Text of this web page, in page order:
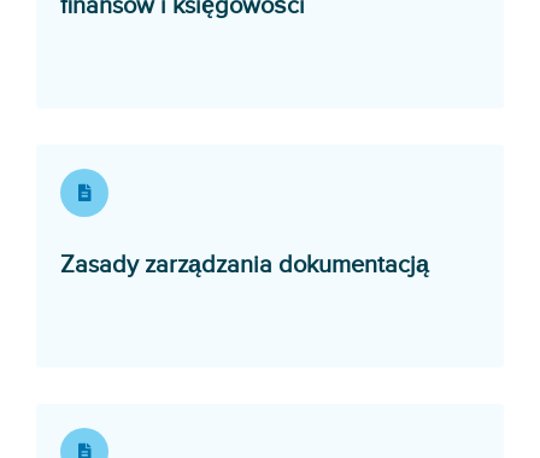
finansów i księgowości
Zasady zarządzania dokumentacjąOpens in